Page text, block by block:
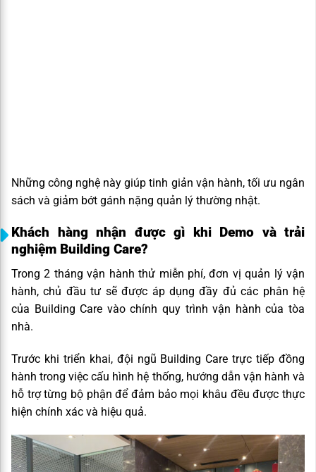
Những công nghệ này giúp tinh giản vận hành, tối ưu ngân
sách và giảm bớt gánh nặng quản lý thường nhật.
Khách hàng nhận được gì khi Demo và trải
nghiệm Building Care?
Trong 2 tháng vận hành thử miễn phí, đơn vị quản lý vận
hành, chủ đầu tư sẽ được áp dụng đầy đủ các phân hệ
của Building Care vào chính quy trình vận hành của tòa
nhà.
Trước khi triển khai, đội ngũ Building Care trực tiếp đồng
hành trong việc cấu hình hệ thống, hướng dẫn vận hành và
hỗ trợ từng bộ phận để đảm bảo mọi khâu đều được thực
hiện chính xác và hiệu quả.